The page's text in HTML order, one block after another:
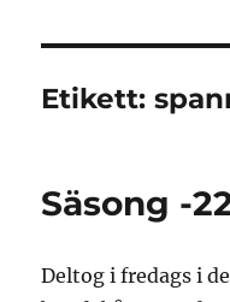
Etikett:
Säsong -
Deltog i fredags i